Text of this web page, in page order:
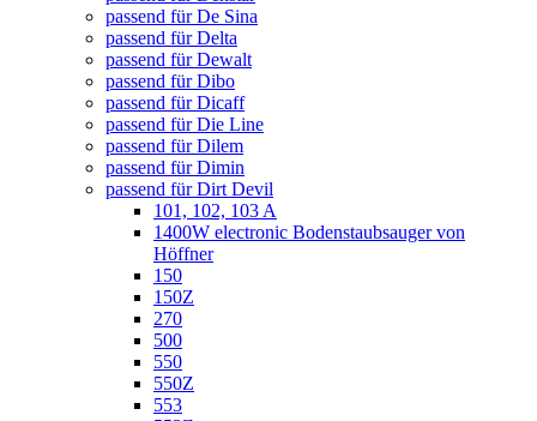
passend für De Sina
passend für Delta
passend für Dewalt
passend für Dibo
passend für Dicaff
passend für Die Line
passend für Dilem
passend für Dimin
passend für Dirt Devil
101, 102, 103 A
1400W electronic Bodenstaubsauger von
Höffner
150
150Z
270
500
550
550Z
553